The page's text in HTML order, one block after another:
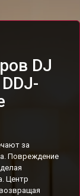
DJ
за
Повреждение
Центр